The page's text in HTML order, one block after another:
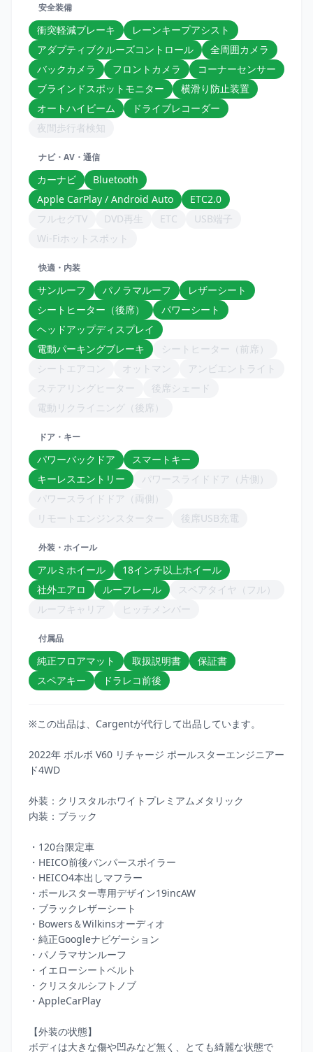
安全装備
衝突軽減ブレーキ
レーンキープアシスト
アダプティブクルーズコントロール
全周囲カメラ
バックカメラ
フロントカメラ
コーナーセンサー
ブラインドスポットモニター
横滑り防止装置
オートハイビーム
ドライブレコーダー
夜間歩行者検知
ナビ・AV・通信
カーナビ
Bluetooth
Apple CarPlay / Android Auto
ETC2.0
フルセグTV
DVD再生 ETC
USB端子
Wi-Fiホットスポット
快適・内装
サンルーフ パノラマルーフ
レザーシート
シートヒーター（後席）
パワーシート
ヘッドアップディスプレイ
電動パーキングブレーキ
シートヒーター（前席）
シートエアコン
オットマン
アンビエントライト
ステアリングヒーター
後席シェード
電動リクライニング（後席）
ドア・キー
パワーバックドア
スマートキー
キーレスエントリー
パワースライドドア（片側）
パワースライドドア（両側）
リモートエンジンスターター
後席USB充電
外装・ホイール
アルミホイール
18インチ以上ホイール
社外エアロ
ルーフレール
スペアタイヤ（フル）
ルーフキャリア
ヒッチメンバー
付属品
純正フロアマット 取扱説明書
保証書
スペアキー
ドラレコ前後
※この出品は、Cargentが代行して出品しています。
2022年 ボルボ V60 リチャージ ポールスターエンジニアー
ド4WD
外装：クリスタルホワイトプレミアムメタリック
内装：ブラック
・120台限定車
・HEICO前後バンパースポイラー
・HEICO4本出しマフラー
・ポールスター専用デザイン19incAW
・ブラックレザーシート
・Bowers＆Wilkinsオーディオ
・純正Googleナビゲーション
・パノラマサンルーフ
・イエローシートベルト
・クリスタルシフトノブ
・AppleCarPlay
【外装の状態】
ボディは大きな傷や凹みなど無く、とても綺麗な状態で